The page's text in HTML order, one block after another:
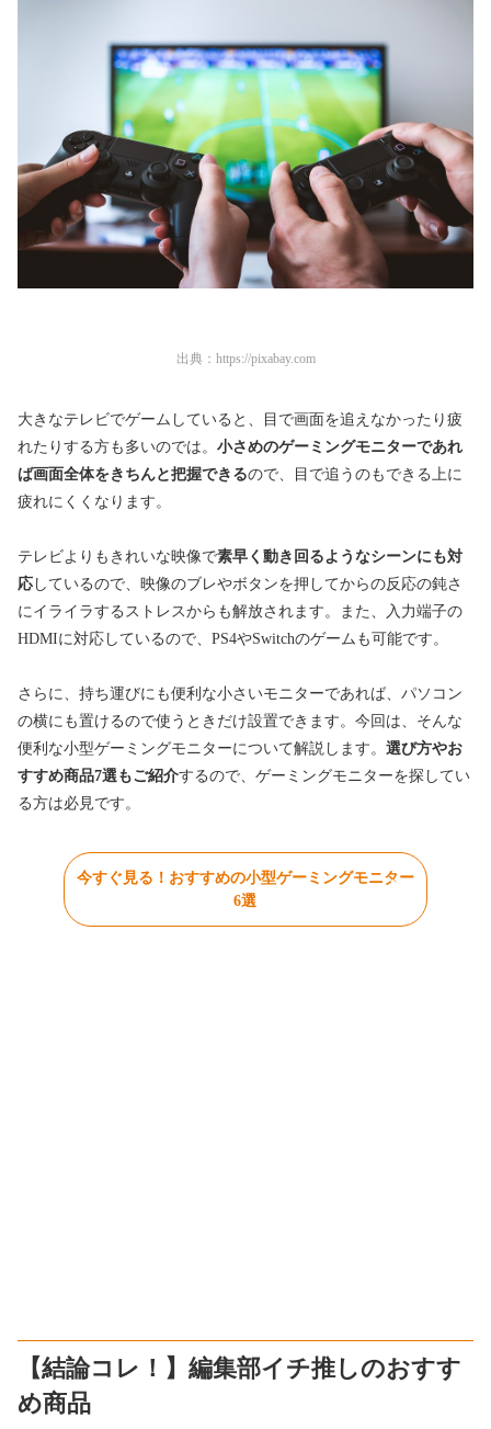
出典： https://pixabay.com
大きなテレビでゲームしていると、目で画面を追えなかったり疲
れたりする方も多いのでは。 小さめのゲーミングモニターであれ
ば画面全体をきちんと把握できるので、目で追うのもできる上に
疲れにくくなります。
テレビよりもきれいな映像で素早く動き回るようなシーンにも対
応 しているので、映像のブレやボタンを押してからの反応の鈍さ
にイライラするストレスからも解放されます。また、入力端子の
HDMIに対応しているので、PS4やSwitchのゲームも可能です。
さらに、持ち運びにも便利な小さいモニターであれば、パソコン
の横にも置けるので使うときだけ設置できます。今回は、そんな
便利な小型ゲーミングモニターについて解説します。 選び方やお
すすめ商品7選もご紹介するので、ゲーミングモニターを探してい
る方は必見です。
今すぐ見る！おすすめの小型ゲーミングモニター
6選
【結論コレ！】編集部イチ推しのおすす
め商品